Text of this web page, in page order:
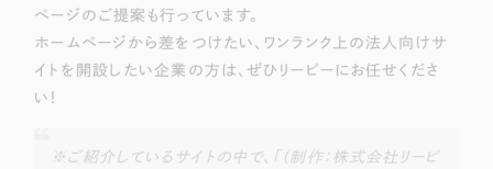
ページのご提案も行っています。
ホームページから差をつけたい、ワンランク上の法人向けサ
イトを開設したい企業の方は、ぜひリーピーにお任せくださ
い！
※ご紹介しているサイトの中で、「（制作：株式会社リーピ